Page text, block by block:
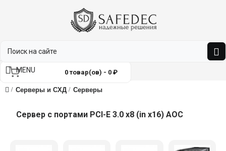
0 товар(ов) - 0 ₽
MENU
Серверы и СХД Серверы
Сервер с портами PCI-E 3.0 x8 (in x16) AOC